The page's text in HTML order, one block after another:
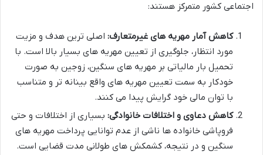
اجتماعی کشور متمرکز هستند:
کاهش آمار مهریه های غیرمتعارف: اصلی ترین هدف و مزیت
مورد انتظار، جلوگیری از تعیین مهریه های بسیار بالا است. با
تحمیل بار مالیاتی بر مهریه های سنگین، زوجین به صورت
خودکار به سمت تعیین مهریه های واقع بینانه تر و متناسب
با توان مالی خود گرایش پیدا می کنند.
کاهش دعاوی و اختلافات خانوادگی: بسیاری از اختلافات و حتی
فروپاشی خانواده ها ناشی از عدم توانایی پرداخت مهریه های
سنگین و در نتیجه، کشمکش های طولانی مدت قضایی است.